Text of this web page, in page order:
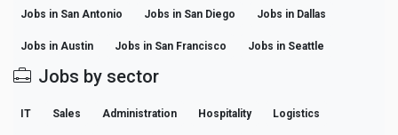
Jobs in San Antonio Jobs in San Diego Jobs in Dallas
Jobs in Austin Jobs in San Francisco Jobs in Seattle
Jobs by sector
IT Sales Administration Hospitality Logistics